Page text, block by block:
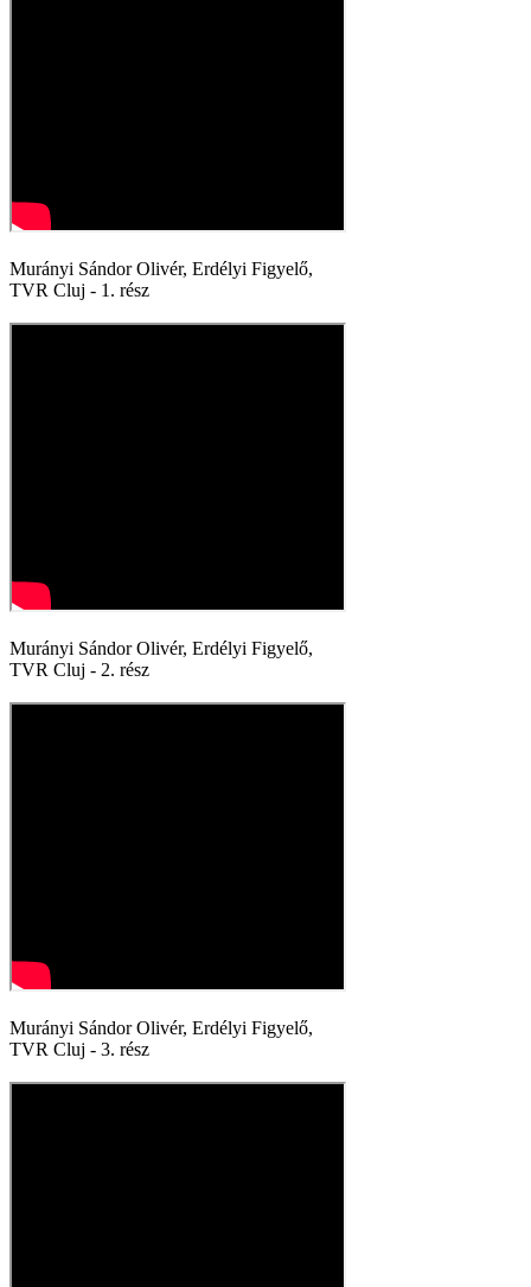
Murányi Sándor Olivér, Erdélyi Figyelő,
TVR Cluj - 1. rész
Murányi Sándor Olivér, Erdélyi Figyelő,
TVR Cluj - 2. rész
Murányi Sándor Olivér, Erdélyi Figyelő,
TVR Cluj - 3. rész